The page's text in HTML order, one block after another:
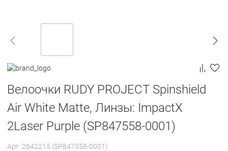
Велоочки RUDY PROJECT Spinshield
Air White Matte, Линзы: ImpactX
2Laser Purple (SP847558-0001)
Арт: 2642215 (SP847558-0001)